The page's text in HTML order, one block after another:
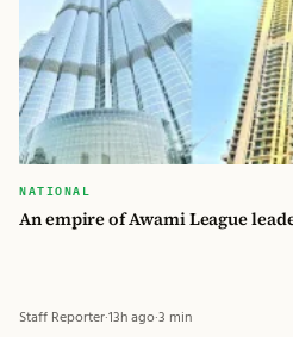
NATIONAL
An empire of Awami League
Staff Reporter·13h ago·3 min